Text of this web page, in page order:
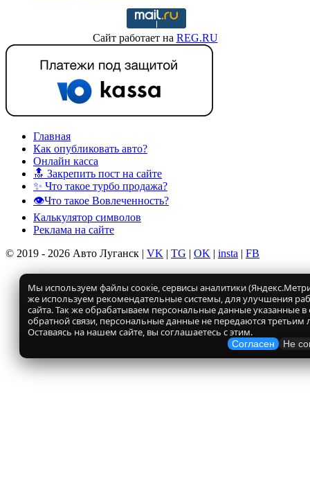
Сайт работает на REG.RU
Главная
Как опубликовать авто?
Онлайн касса
🔝 Закрепить пост на сайте
✨ Что такое турбо продажа?
👁️Что такое Вовлеченность?
Калькулятор символов
Реклама на сайте
© 2019 - 2026 Авто Луганск | VK | TG | OK | insta | FB
Мы используем файлы соокіе, сервисы аналитики
же используем рекомендательные системы, для улучшения
сайта. Так же обрабатываем персональные данные указанные
обратной связи, персональные данные не передаются третьим
Оставаясь на нашем сайте, вы соглашаетесь с этим.
Согласен Не